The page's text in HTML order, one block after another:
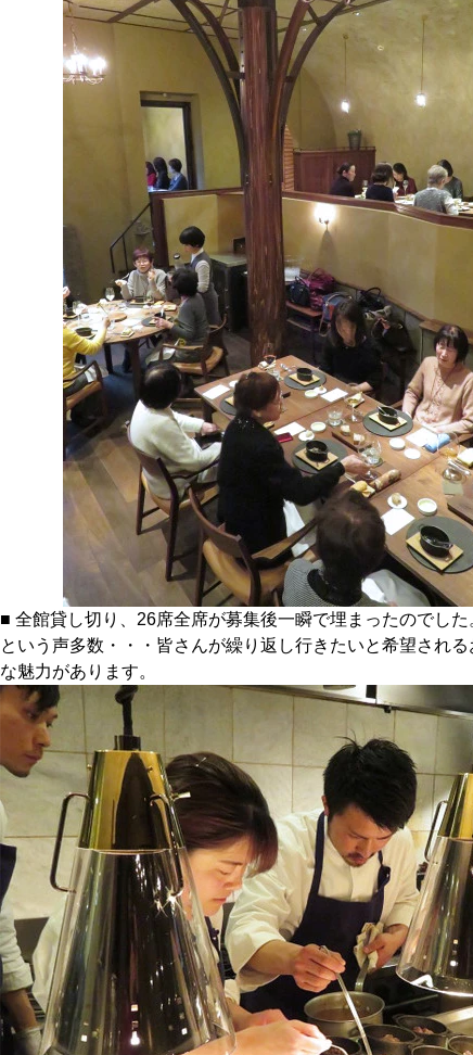
■ 全館貸し切り、26席全席が募集後一瞬で埋まったのでし
という声多数・・・皆さんが繰り返し行きたいと希望される
な魅力があります。